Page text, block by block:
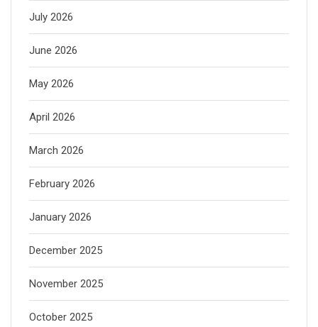
July 2026
June 2026
May 2026
April 2026
March 2026
February 2026
January 2026
December 2025
November 2025
October 2025